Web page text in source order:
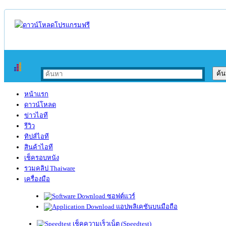
หน้าแรก
ดาวน์โหลด
ข่าวไอที
รีวิว
ทิปส์ไอที
สินค้าไอที
เช็ครอบหนัง
รวมคลิป Thaiware
เครื่องมือ
ซอฟต์แวร์
แอปพลิเคชันบนมือถือ
เช็คความเร็วเน็ต (Speedtest)